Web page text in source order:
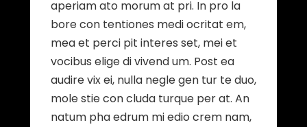
aperiam ato morum at pri. In pro la
bore con tentiones medi ocritat em,
mea et perci pit interes set, mei et
vocibus elige di vivend um. Post ea
audire vix ei, nulla negle gen tur te duo,
mole stie con cluda turque per at. An
natum pha edrum mi edio crem nam,